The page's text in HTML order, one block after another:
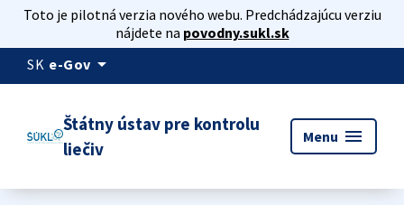
Toto je pilotná verzia nového webu. Predchádzajúcu verziu
nájdete na povodny.sukl.sk
SK e-Gov arrow_drop_down
Štátny ústav pre kontrolu
liečiv
Menu menu